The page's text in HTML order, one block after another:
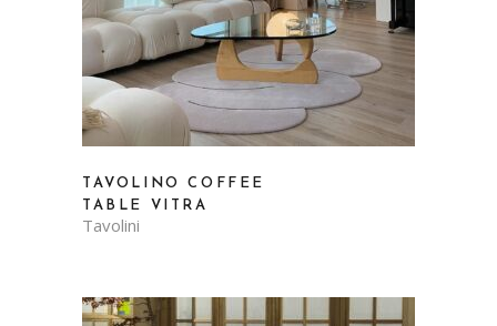
TAVOLINO COFFEE
TABLE VITRA
Tavolini